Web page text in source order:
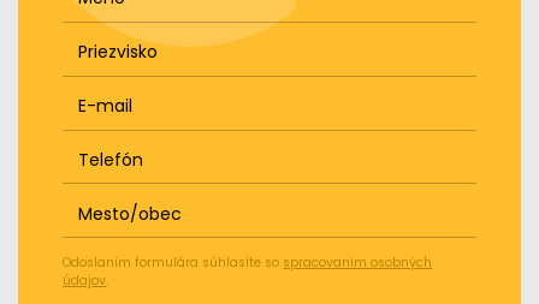
Priezvisko
E-mail
Telefón
Mesto/obec
Odoslaním formulára súhlasíte so spracovaním osobných
údajov.